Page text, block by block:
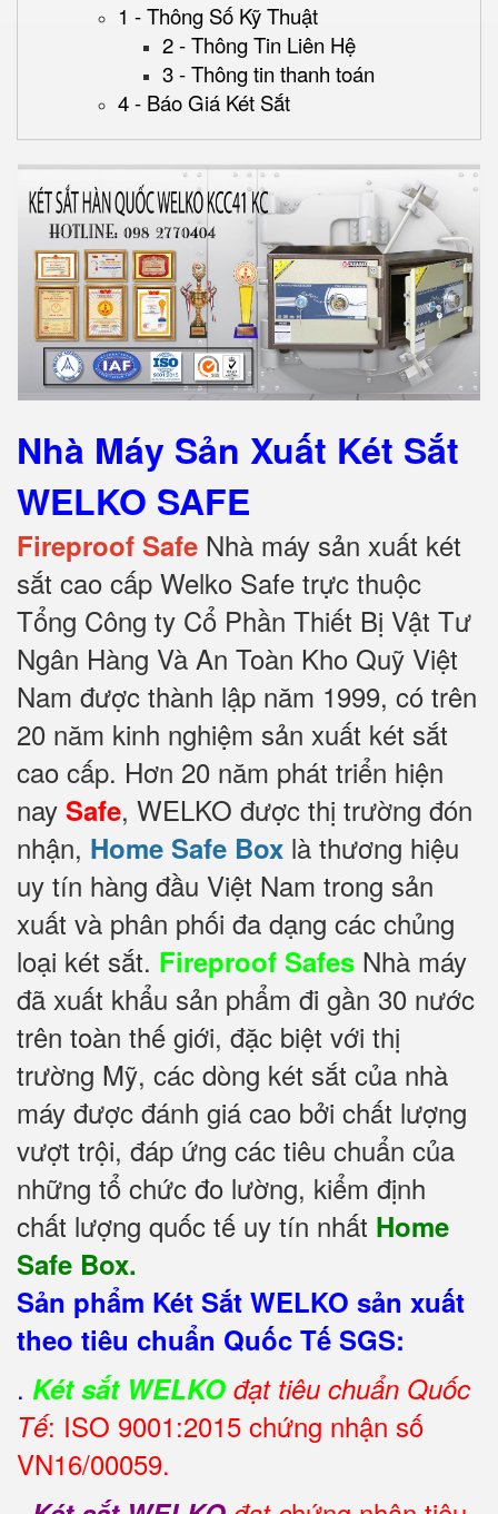
1 - Thông Số Kỹ Thuật
2 - Thông Tin Liên Hệ
3 - Thông tin thanh toán
4 - Báo Giá Két Sắt
Nhà Máy Sản Xuất Két Sắt
WELKO SAFE
Fireproof Safe Nhà máy sản xuất két
sắt cao cấp Welko Safe trực thuộc
Tổng Công ty Cổ Phần Thiết Bị Vật Tư
Ngân Hàng Và An Toàn Kho Quỹ Việt
Nam được thành lập năm 1999, có trên
20 năm kinh nghiệm sản xuất két sắt
cao cấp. Hơn 20 năm phát triển hiện
nay Safe, WELKO được thị trường đón
nhận, Home Safe Box là thương hiệu
uy tín hàng đầu Việt Nam trong sản
xuất và phân phối đa dạng các chủng
loại két sắt. Fireproof Safes Nhà máy
đã xuất khẩu sản phẩm đi gần 30 nước
trên toàn thế giới, đặc biệt với thị
trường Mỹ, các dòng két sắt của nhà
máy được đánh giá cao bởi chất lượng
vượt trội, đáp ứng các tiêu chuẩn của
những tổ chức đo lường, kiểm định
chất lượng quốc tế uy tín nhất Home
Safe Box.
Sản phẩm Két Sắt WELKO sản xuất
theo tiêu chuẩn Quốc Tế SGS:
. Két sắt WELKO đạt tiêu chuẩn Quốc
Tế: ISO 9001:2015 chứng nhận số
VN16/00059.